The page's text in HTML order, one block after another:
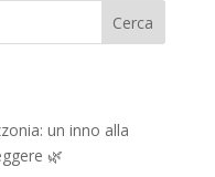
Cerca
un inno alla
🌿